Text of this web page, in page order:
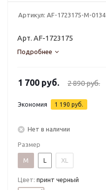
Артикул: AF-1723175-M-0134
Арт. AF-1723175
Подробнее
1 700 руб. 2 890руб.
Экономия 1 190 руб.
Нет в наличии
Размер
M L XL
Цвет: принт черный